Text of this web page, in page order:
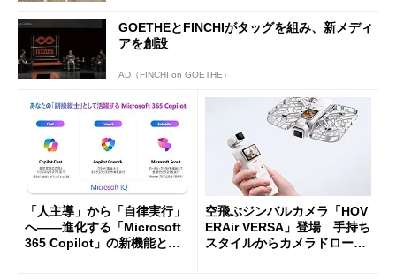
GOETHEとFINCHIがタッグを組み、新メディ
アを創設
AD（FINCHI on GOETHE）
「人主導」から「自律実行」
へ――進化する「Microsoft
365 Copilot」の新機能とエ
空飛ぶジンバルカメラ「HOV
ERAir VERSA」登場 手持ち
スタイルからカメラドローン